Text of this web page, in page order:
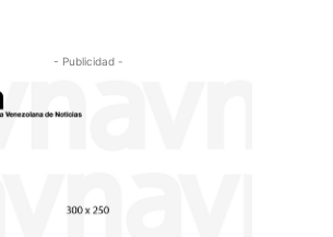
- Publicidad -